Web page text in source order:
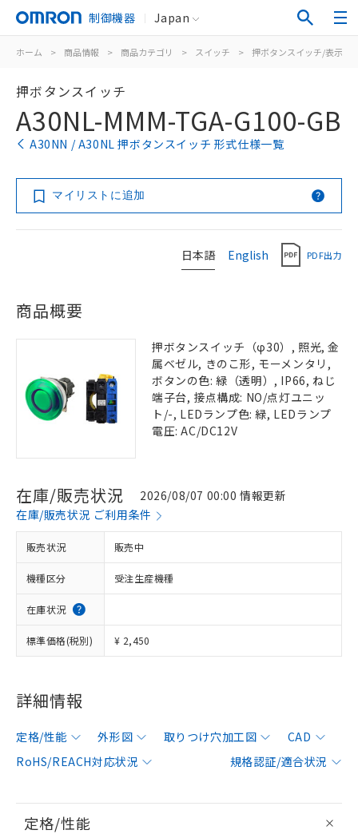
制御機器 Japan
ホーム > 商品情報 > 商品カテゴリ > スイッチ > 押ボタンスイッチ/表示灯
押ボタンスイッチ
A30NL-MMM-TGA-G100-GB
A30NN / A30NL 押ボタンスイッチ 形式仕様一覧
マイリストに追加
日本語 English PDF出力
商品概要
押ボタンスイッチ（φ30）, 照光, 金
属ベゼル, きのこ形, モーメンタリ,
ボタンの色: 緑（透明）, IP66, ねじ
端子台, 接点構成: NO/点灯ユニッ
ト/-, LEDランプ色: 緑, LEDランプ
電圧: AC/DC12V
在庫/販売状況
2026/08/07 00:00 情報更新
在庫/販売状況 ご利用条件
販売状況 販売中
機種区分 受注生産機種
在庫状況
標準価格(税別) ¥ 2,450
詳細情報
定格/性能 外形図 取りつけ穴加工図
CAD
RoHS/REACH対応状況
規格認証/適合状況
定格/性能